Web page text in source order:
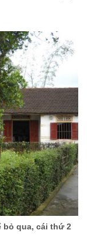
bỏ qua, cái thứ 2